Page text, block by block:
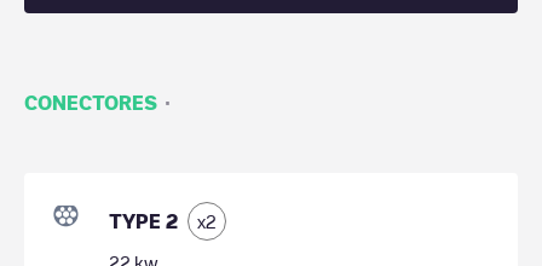
CONECTORES ·
TYPE 2 x2
22 kw